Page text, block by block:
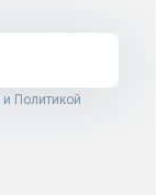
и Политикой